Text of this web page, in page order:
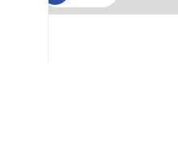
Home CAPELLI